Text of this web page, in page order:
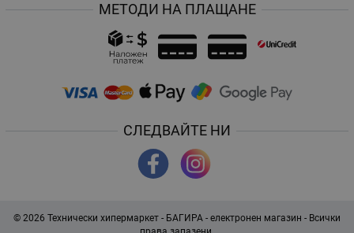
МЕТОДИ НА ПЛАЩАНЕ
СЛЕДВАЙТЕ НИ
© 2026 Технически хипермаркет - БАГИРА - електронен магазин - Всички